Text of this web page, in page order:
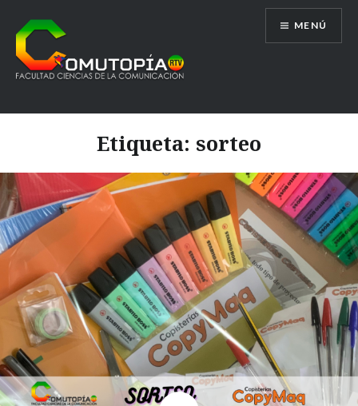
contenido
Comutopía RTV
MENÚ
Etiqueta: sorteo